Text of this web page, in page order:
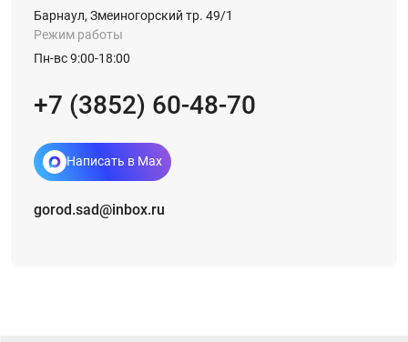
Барнаул, Змеиногорский тр. 49/1
Режим работы
Пн-вс 9:00-18:00
+7 (3852) 60-48-70
Написать в Max
gorod.sad@inbox.ru